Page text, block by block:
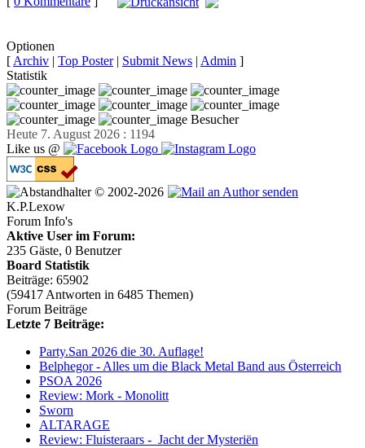
Optionen
[ Archiv | Top Poster| Submit News | Admin ]
Statistik
Besucher
Heute 7. August 2026 : 1194
Like us @
© 2002-2026
K.P.Lexow
Forum Info's
Aktive User im Forum:
235 Gäste, 0 Benutzer
Board Statistik
Beiträge: 65902
(59417 Antworten in 6485 Themen)
Forum Beiträge
Letzte 7 Beiträge:
Party.San 2026 die 30. Auflage!
Belphegor - Alles um die Black Metal Band aus Österreich
PSOA 2026
Review: Mork - Monolitt
Sworn
ALTARAGE
Review: Fluisteraars - Jacht der Mysteriën